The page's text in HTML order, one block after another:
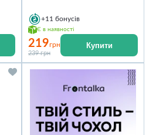
+11 бонусів
Є в наявності
219грн
239 грн
Купити